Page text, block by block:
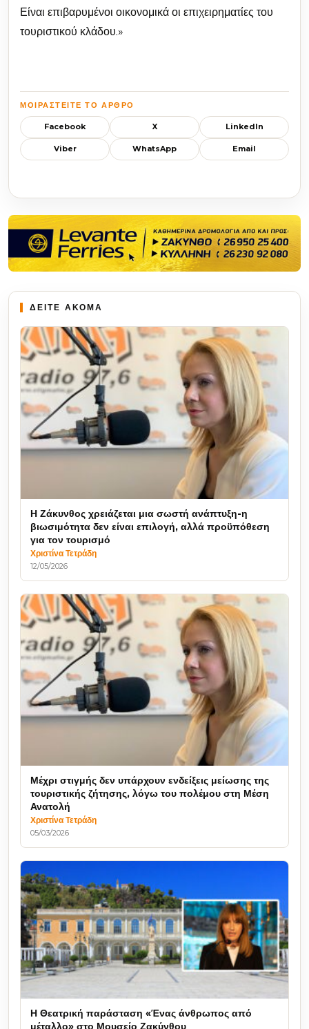
Είναι επιβαρυμένοι οικονομικά οι επιχειρηματίες του
τουριστικού κλάδου.»
ΜΟΙΡΑΣΤΕΊΤΕ ΤΟ ΆΡΘΡΟ
Facebook X LinkedIn
Viber WhatsApp Email
ΔΕΙΤΕ ΑΚΟΜΑ
Η Ζάκυνθος χρειάζεται μια σωστή ανάπτυξη-η
βιωσιμότητα δεν είναι επιλογή, αλλά προϋπόθεση
για τον τουρισμό
Χριστίνα Τετράδη
12/05/2026
Μέχρι στιγμής δεν υπάρχουν ενδείξεις μείωσης της
τουριστικής ζήτησης, λόγω του πολέμου στη Μέση
Ανατολή
Χριστίνα Τετράδη
05/03/2026
Η Θεατρική παράσταση «Ένας άνθρωπος από
μέταλλο» στο Μουσείο Ζακύνθου